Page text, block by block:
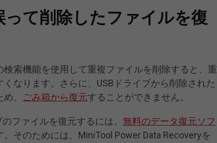
って削除したファイルを復
索機能を使用して重複ファイルを削除すると、重
なります。さらに、USBドライブから削除された
、 ごみ箱から復元することができません。
ファイルを復元するには、無料のデータ復元ソフ
そのためには、MiniTool Power Data Recoveryを